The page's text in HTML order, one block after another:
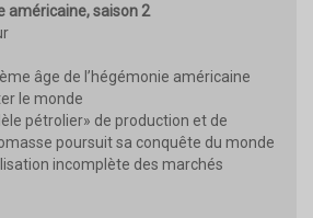
américaine, saison 2
âge de l’hégémonie américaine
le monde
pétrolier» de production et de
poursuit sa conquête du monde
incomplète des marchés